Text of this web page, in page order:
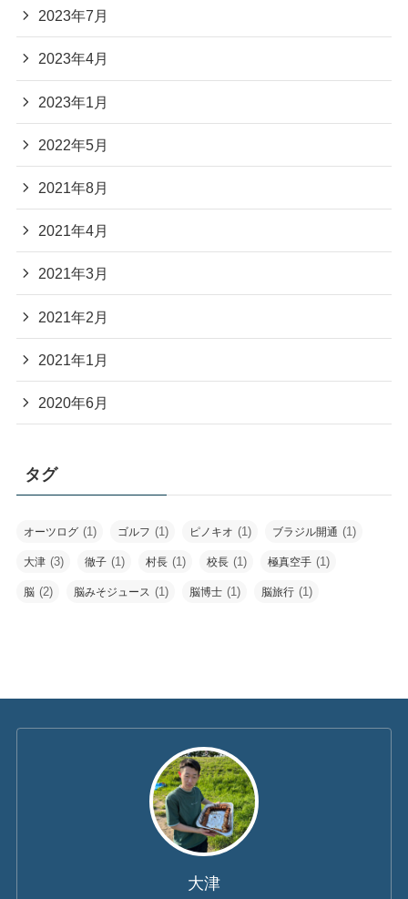
2023年7月
2023年4月
2023年1月
2022年5月
2021年8月
2021年4月
2021年3月
2021年2月
2021年1月
2020年6月
タグ
オーツログ (1) ゴルフ (1) ピノキオ (1) ブラジル開通 (1)
大津 (3) 徹子 (1) 村長 (1) 校長 (1) 極真空手 (1)
脳 (2) 脳みそジュース (1) 脳博士 (1) 脳旅行 (1)
大津